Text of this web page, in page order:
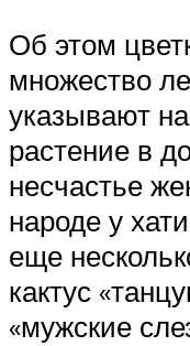
Об этом
множество
указывают
растение в
несчастье
народе у
еще
кактус
«мужские